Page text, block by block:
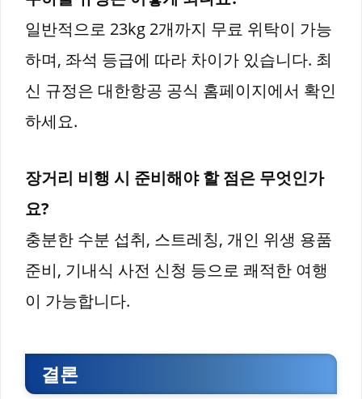
일반적으로 23kg 2개까지 무료 위탁이 가능
하며, 좌석 등급에 따라 차이가 있습니다. 최
신 규정은 대한항공 공식 홈페이지에서 확인
하세요.
장거리 비행 시 준비해야 할 점은 무엇인가
요?
충분한 수분 섭취, 스트레칭, 개인 위생 용품
준비, 기내식 사전 신청 등으로 쾌적한 여행
이 가능합니다.
결론